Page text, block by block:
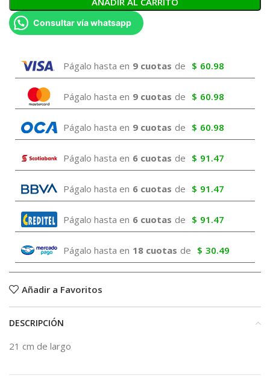
Consultar vía whatsapp
Págalo hasta en 9 cuotas de $ 60.98
Págalo hasta en 9 cuotas de $ 60.98
Págalo hasta en 9 cuotas de $ 60.98
Págalo hasta en 6 cuotas de $ 91.47
Págalo hasta en 6 cuotas de $ 91.47
Págalo hasta en 6 cuotas de $ 91.47
Págalo hasta en 18 cuotas de $ 30.49
Añadir a Favoritos
DESCRIPCIÓN
21 cm de largo